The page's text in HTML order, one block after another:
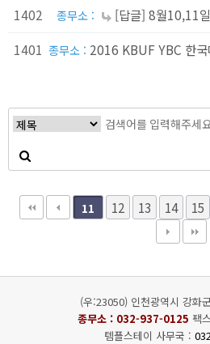
1402
종무소 :
[답글] 8월10,11
1401 종무소 : 2016 KBUF YBC 한국
11 12 13 14 15
(우:23050) 인천광역시 강화
종무소 : 032-937-0125 팩
템플스테이 사무국 :